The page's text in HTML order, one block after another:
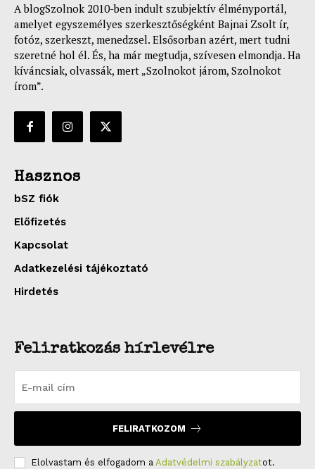
A blogSzolnok 2010-ben indult szubjektív élményportál,
amelyet egyszemélyes szerkesztőségként Bajnai Zsolt ír,
fotóz, szerkeszt, menedzsel. Elsősorban azért, mert tudni
szeretné hol él. És, ha már megtudja, szívesen elmondja. Ha
kíváncsiak, olvassák, mert „Szolnokot járom, Szolnokot
írom”.
Hasznos
bSZ fiók
Előfizetés
Kapcsolat
Adatkezelési tájékoztató
Hirdetés
Feliratkozás hírlevélre
FELIRATKOZOM
Elolvastam és elfogadom a Adatvédelmi szabályzatot.